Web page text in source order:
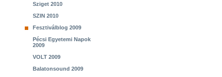
Sziget 2010
SZIN 2010
Fesztiválblog 2009
Pécsi Egyetemi Napok
2009
VOLT 2009
Balatonsound 2009